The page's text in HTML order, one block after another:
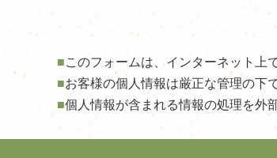
■このフォームは、インターネット上
■お客様の個人情報は厳正な管理の下
■個人情報が含まれる情報の処理を外